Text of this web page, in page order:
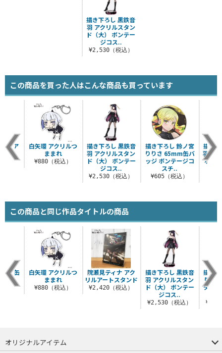
描き下ろし 黒鉄音
羽 アクリルスタン
ド（大） ボンテー
ジコス..
¥2,530（税込）
この商品を買った人はこんな商品も買っています
描き下ろし 黒鉄音
羽 アクリルスタン
ド（大） ボンテー
ジコス..
¥2,530（税込）
描き下ろし 鈴ノ宮
りりさ 65mm缶バ
ッジ ボンテージコ
スチ..
¥605（税込）
描き
羽
ボン
ルア
ド
込）
白矢環 アクリルつ
ままれ
¥880（税込）
この商品と同じ作品タイトルの商品
院瀬見ティナ アク
リルアートスタンド
¥2,420（税込）
描き下ろし 黒鉄音
羽 アクリルスタン
ド（大） ボンテー
ジコス..
¥2,530（税込）
描き
りり
タン
缶
込）
白矢環 アクリルつ
ままれ
¥880（税込）
オリジナルアイテム